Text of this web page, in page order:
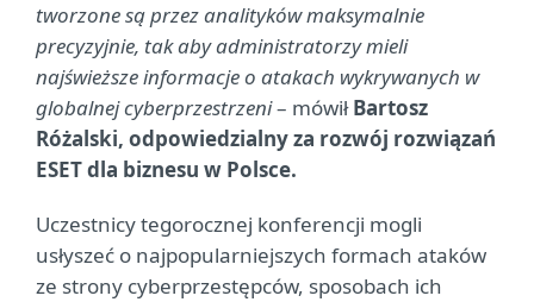
tworzone są przez analityków maksymalnie
precyzyjnie, tak aby administratorzy mieli
najświeższe informacje o atakach wykrywanych w
globalnej cyberprzestrzeni– mówiłBartosz
Różalski, odpowiedzialny za rozwój rozwiązań
ESET dla biznesu w Polsce.
Uczestnicy tegorocznej konferencji mogli
usłyszeć o najpopularniejszych formach ataków
ze strony cyberprzestępców, sposobach ich